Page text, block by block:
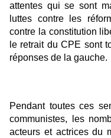
attentes qui se sont
luttes contre les
contre la constitution
le retrait du CPE sont
réponses de la gauche.
Pendant toutes ces
communistes, les
acteurs et actrices du